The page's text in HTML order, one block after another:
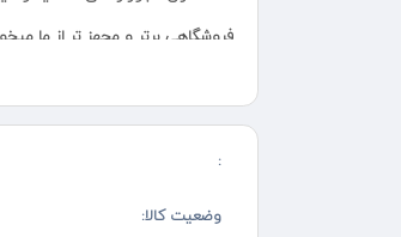
فروشگاهی برتر و مجهز تر از ما میخواهید؟! با ۳۰ سال تجربه و سابقه
عکسهای آگهی ها را کامل تماشا
تعداد محدود شارژ شد مناسب
شیرشاه ، ماريو ، علائدین .....
:
وضعیت کالا: